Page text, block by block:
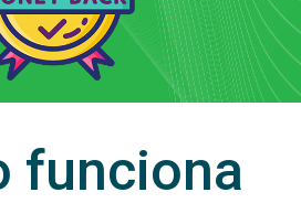
funciona